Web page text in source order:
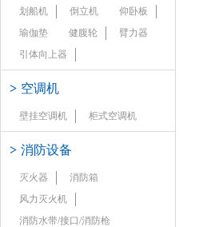
划船机
倒立机
仰卧板
瑜伽垫
健腹轮
臂力器
引体向上器
> 空调机
壁挂空调机 柜式空调机
> 消防设备
灭火器
消防箱
风力灭火机
消防水带/接口/消防枪